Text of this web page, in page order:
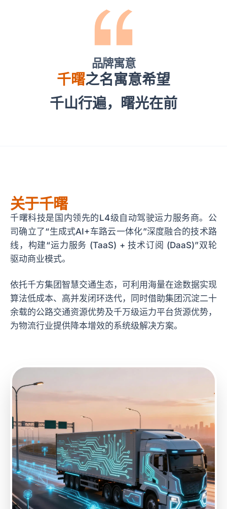
品牌寓意
千曙之名寓意希望
千山行遍，曙光在前
关于千曙
千曙科技是国内领先的L4级自动驾驶运力服务商。公
司确立了“生成式AI+车路云一体化”深度融合的技术路
线，构建“运力服务 (TaaS) + 技术订阅 (DaaS)”双轮
驱动商业模式。
依托千方集团智慧交通生态，可利用海量在途数据实现
算法低成本、高并发闭环迭代，同时借助集团沉淀二十
余载的公路交通资源优势及千万级运力平台货源优势，
为物流行业提供降本增效的系统级解决方案。